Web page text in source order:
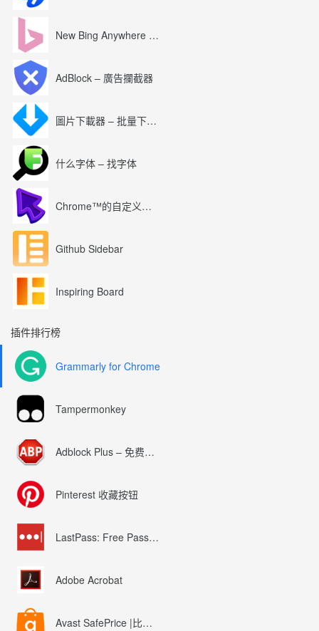
New Bing Anywhere (Bing Chat GPT-4)
AdBlock – 廣告攔截器
圖片下載器 – 批量下載圖片
什么字体 – 找字体
Chrome™的自定义光标
Github Sidebar
Inspiring Board
插件排行榜
Grammarly for Chrome
Tampermonkey
Adblock Plus – 免费的广告拦截器
Pinterest 收藏按钮
LastPass: Free Password Manager
Adobe Acrobat
Avast SafePrice |比较、交易、优惠券